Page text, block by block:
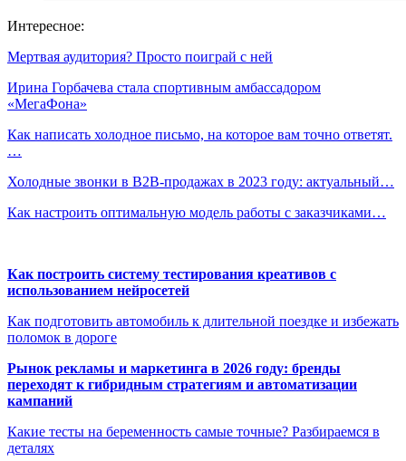
Интересное:
Мертвая аудитория? Просто поиграй с ней
Ирина Горбачева стала спортивным амбассадором
«МегаФона»
Как написать холодное письмо, на которое вам точно ответят.
…
Холодные звонки в B2B-продажах в 2023 году: актуальный…
Как настроить оптимальную модель работы с заказчиками…
Как построить систему тестирования креативов с
использованием нейросетей
Как подготовить автомобиль к длительной поездке и избежать
поломок в дороге
Рынок рекламы и маркетинга в 2026 году: бренды
переходят к гибридным стратегиям и автоматизации
кампаний
Какие тесты на беременность самые точные? Разбираемся в
деталях